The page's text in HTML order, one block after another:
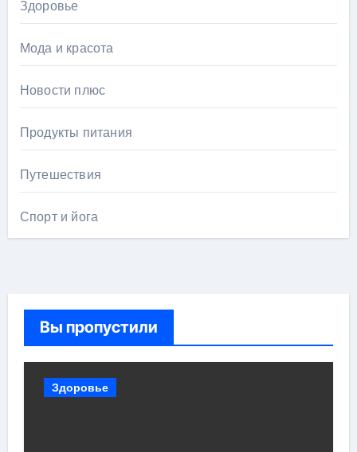
Здоровье
Мода и красота
Новости плюс
Продукты питания
Путешествия
Спорт и йога
Вы пропустили
Здоровье